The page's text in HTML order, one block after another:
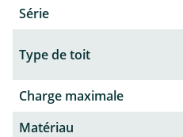
Série
Type de toit
Charge maximale
Matériau